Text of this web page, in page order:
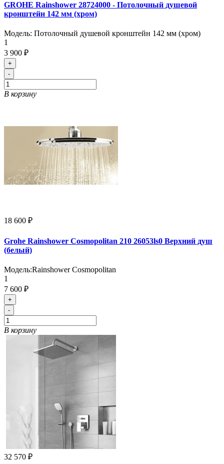
GROHE Rainshower 28724000 - Потолочный душевой
кронштейн 142 мм (хром)
Модель: Потолочный душевой кронштейн 142 мм (хром)
1
3 900 ₽
+
-
В корзину
18 600 ₽
Grohe Rainshower Cosmopolitan 210 26053ls0 Верхний душ
(белый)
Модель:Rainshower Cosmopolitan
1
7 600 ₽
+
-
В корзину
32 570 ₽